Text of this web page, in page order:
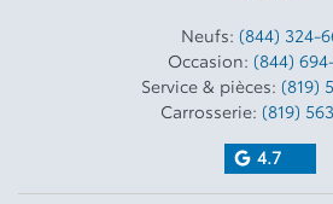
Neufs: (844) 324-
Occasion: (844)
Service & pièces: (819)
Carrosserie: (819)
4.7